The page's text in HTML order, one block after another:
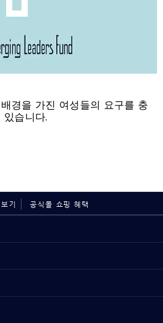
경을 가진 여성들의 요구를 충
있습니다.
기 공식몰 쇼핑 혜택